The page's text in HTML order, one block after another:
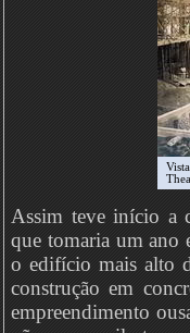
Assim teve início a
que tomaria um ano
o edifício mais alto
construção em
empreendimento